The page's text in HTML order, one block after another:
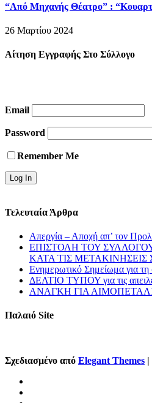
“Από Μηχανής Θέατρο” :
26 Μαρτίου 2024
Αίτηση Εγγραφής Στο Σύλλογο
Email
Password
Remember Me
Τελευταία Άρθρα
Απεργία – Αποχή απ’ τον
ΕΠΙΣΤΟΛΗ ΤΟΥ
ΚΑΤΑ ΤΙΣ
Ενημερωτικό Σημείωμα για
ΔΕΛΤΙΟ ΤΥΠΟΥ για τις
ΑΝΑΓΚΗ ΓΙΑ
Παλαιό Site
Σχεδιασμένο από Elegant Themes |